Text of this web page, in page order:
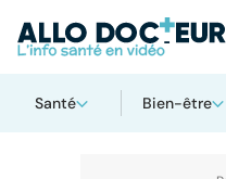
Santé Bien-être